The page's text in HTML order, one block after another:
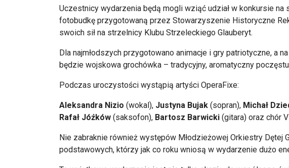
Uczestnicy wydarzenia będą mogli wziąć udział w konkursie na
fotobudkę przygotowaną przez Stowarzyszenie Historyczne
swoich sił na strzelnicy Klubu Strzeleckiego Glauberyt.
Dla najmłodszych przygotowano animacje i gry patriotyczne, a
będzie wojskowa grochówka – tradycyjny, aromatyczny pocz
Podczas uroczystości wystąpią artyści OperaFixe:
Aleksandra Nizio (wokal), Justyna Bujak (sopran), Michał
Rafał Jóźków (saksofon), Bartosz Barwicki (gitara) oraz chór
Nie zabraknie również występów Młodzieżowej Orkiestry Dętej
podstawowych, którzy jak co roku wniosą w wydarzenie dużo